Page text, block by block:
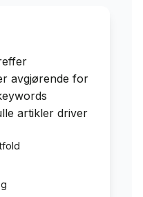
avgjørende for
artikler driver